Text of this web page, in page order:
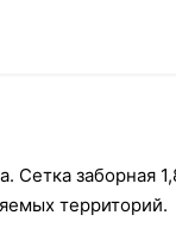
заборная
территорий.